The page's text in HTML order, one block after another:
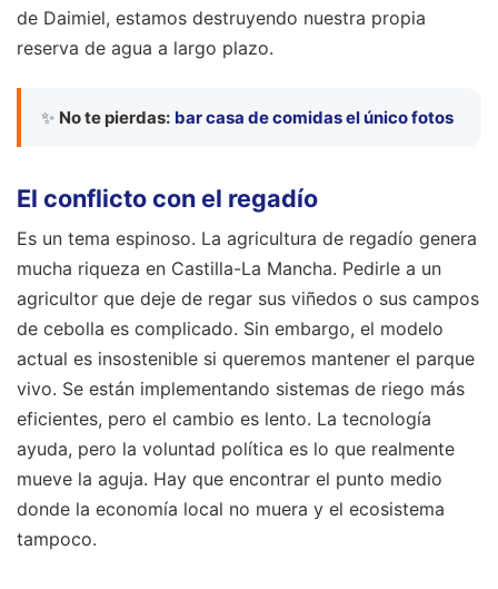
de Daimiel, estamos destruyendo nuestra propia
reserva de agua a largo plazo.
✨ No te pierdas: bar casa de comidas el único fotos
El conflicto con el regadío
Es un tema espinoso. La agricultura de regadío genera
mucha riqueza en Castilla-La Mancha. Pedirle a un
agricultor que deje de regar sus viñedos o sus campos
de cebolla es complicado. Sin embargo, el modelo
actual es insostenible si queremos mantener el parque
vivo. Se están implementando sistemas de riego más
eficientes, pero el cambio es lento. La tecnología
ayuda, pero la voluntad política es lo que realmente
mueve la aguja. Hay que encontrar el punto medio
donde la economía local no muera y el ecosistema
tampoco.